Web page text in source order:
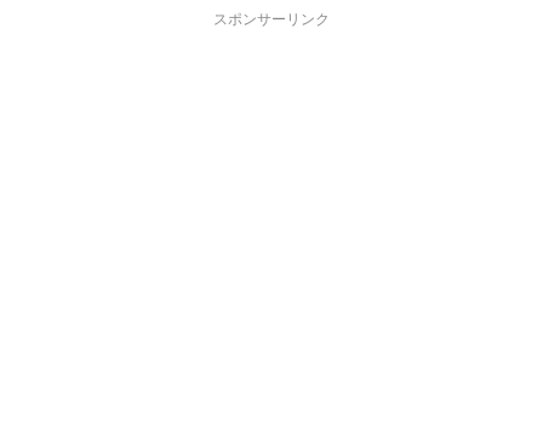
スポンサーリンク